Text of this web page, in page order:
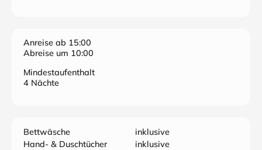
Anreise ab 15:00
Abreise um 10:00
Mindestaufenthalt
4 Nächte
Bettwäsche
inklusive
Hand- & Duschtücher
inklusive